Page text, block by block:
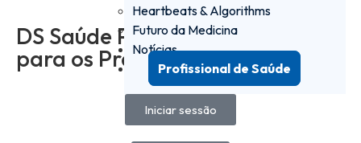
Heartbeats & Algorithms
Futuro da Medicina
Notícias
Profissional de Saúde
DS Saúde PRO - a plataforma
para os Profissionais de Saúde
Iniciar sessão